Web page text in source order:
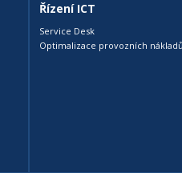
Řízení ICT
Service Desk
Optimalizace provozních